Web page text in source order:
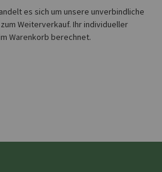
es sich um unsere unverbindliche
Weiterverkauf. Ihr individueller
Warenkorb berechnet.